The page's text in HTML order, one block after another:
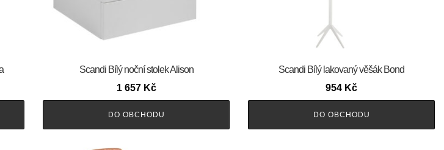
Scandi Bílý noční stolek Alison
1 657 Kč
DO OBCHODU
Scandi Bílý lakovaný věšák Bond
954 Kč
DO OBCHODU